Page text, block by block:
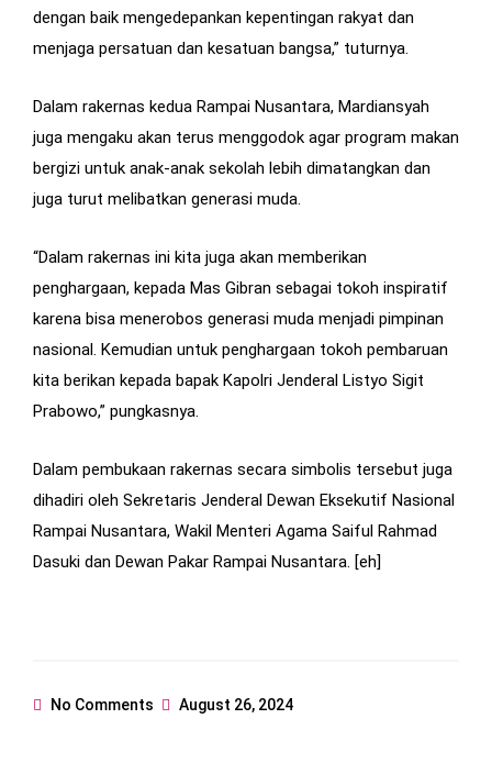
dengan baik mengedepankan kepentingan rakyat dan
menjaga persatuan dan kesatuan bangsa,” tuturnya.
Dalam rakernas kedua Rampai Nusantara, Mardiansyah
juga mengaku akan terus menggodok agar program makan
bergizi untuk anak-anak sekolah lebih dimatangkan dan
juga turut melibatkan generasi muda.
“Dalam rakernas ini kita juga akan memberikan
penghargaan, kepada Mas Gibran sebagai tokoh inspiratif
karena bisa menerobos generasi muda menjadi pimpinan
nasional. Kemudian untuk penghargaan tokoh pembaruan
kita berikan kepada bapak Kapolri Jenderal Listyo Sigit
Prabowo,” pungkasnya.
Dalam pembukaan rakernas secara simbolis tersebut juga
dihadiri oleh Sekretaris Jenderal Dewan Eksekutif Nasional
Rampai Nusantara, Wakil Menteri Agama Saiful Rahmad
Dasuki dan Dewan Pakar Rampai Nusantara. [eh]
No Comments August 26, 2024